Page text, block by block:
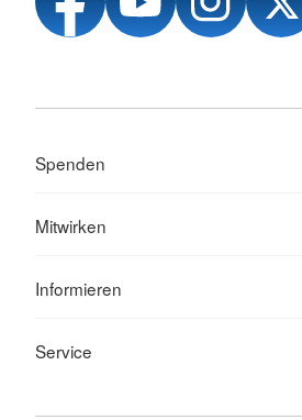
Spenden
Mitwirken
Informieren
Service